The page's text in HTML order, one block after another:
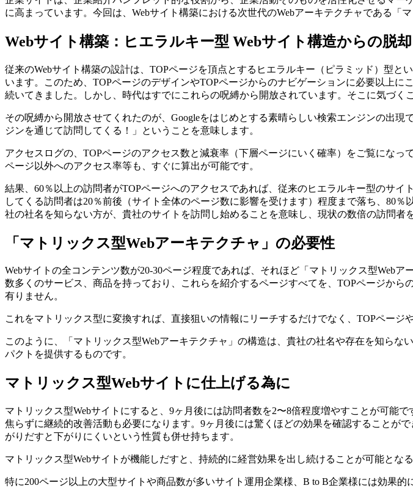
に高まっています。今回は、Webサイト構築における次世代のWebアーキテクチャである「
Webサイト構築：ヒエラルキー型 Webサイト構造からの脱却
従来のWebサイト構築の設計は、TOPページを頂点とするヒエラルキー（ピラミッド）型
います。このため、TOPページのデザインやTOPページからのナビゲーションに必要以上
続いてきました。しかし、時代はすでにこれらの呪縛から開放されています。そこに気づく
その呪縛から開放させてくれたのが、Googleをはじめとする素晴らしい検索エンジンの出
ジンを通じて訪問してくる！」ということを意味します。
アクセスログの、TOPページのアクセス数と減衰率（下層ページにいく確率）をご覧になっ
ページ以外へのアクセス率等も、すぐに算出が可能です。
結果、60％以上の訪問者がTOPページへのアクセスであれば、従来のヒエラルキー型のサ
してくる訪問者は20％前後（サイト全体のページ数に影響を受けます）程度まで落ち、80
社の社名を知らない方が、貴社のサイトを訪問し始めることを意味し、現状の数倍の訪問者
「マトリックス型Webアーキテクチャ」の必要性
Webサイトの全コンテンツ数が20-30ページ程度であれば、それほど「マトリックス型Web
数多くのサービス、商品を持っており、これらを紹介するページすべてを、TOPページか
有りません。
これをマトリックス型に変換すれば、直接狙いの情報にリーチするだけでなく、TOPペー
このように、「マトリックス型Webアーキテクチャ」の構造は、貴社の社名や存在を知ら
パクトを提供するものです。
マトリックス型Webサイトに仕上げる為に
マトリックス型Webサイトにすると、9ヶ月後には訪問者数を2〜8倍程度増やすことが可能
焦らずに継続的改善活動も必要になります。9ヶ月後には驚くほどの効果を確認することが
がりだすと下がりにくいという性質も併せ持ちます。
マトリックス型Webサイトが機能しだすと、持続的に経営効果を出し続けることが可能となる
特に200ページ以上の大型サイトや商品数が多いサイト運用企業様、B to B企業様には効果的